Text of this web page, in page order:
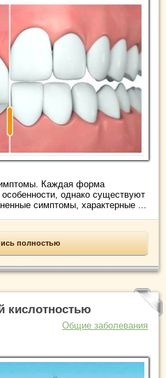
Каждая форма
однако существуют
симптомы, характерные ...
полностью
кислотностью
Общие заболевания